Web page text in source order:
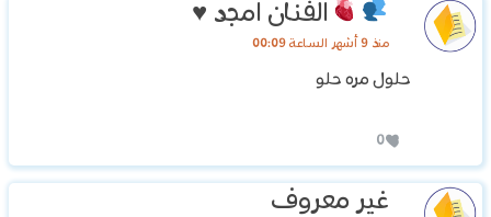
الفنان امجد ♥️
منذ 9 أشهر الساعة 00:09
حلول مره حلو
0
غير معروف